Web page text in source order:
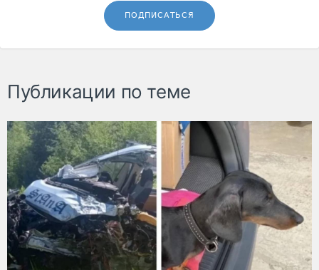
ПОДПИСАТЬСЯ
Публикации по теме